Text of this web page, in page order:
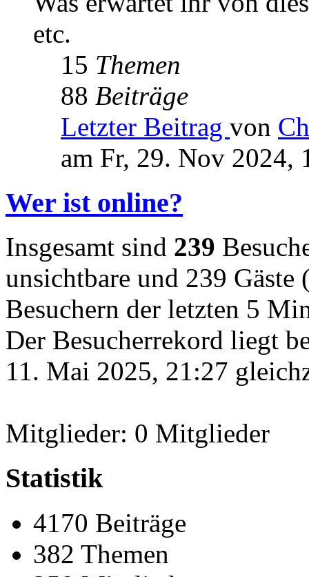
etc.
15 Themen
88 Beiträge
Letzter Beitrag von
am Fr, 29. Nov 2024,
Wer ist online?
Insgesamt sind 239
unsichtbare und 239 Gäste
Besuchern der letzten 5
Der Besucherrekord liegt
11. Mai 2025, 21:27
Mitglieder: 0 Mitglieder
Statistik
4170 Beiträge
382 Themen